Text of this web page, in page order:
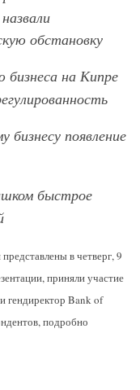
обстановку
на Кипре
бизнесу появление
быстрое
в четверг, 9
приняли участие
гендиректор Bankof
подробно